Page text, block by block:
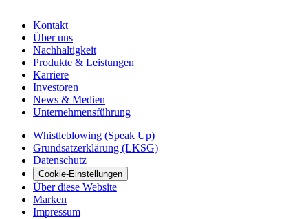
Kontakt
Über uns
Nachhaltigkeit
Produkte & Leistungen
Karriere
Investoren
News & Medien
Unternehmensführung
Whistleblowing (Speak Up)
Grundsatzerklärung (LKSG)
Datenschutz
Cookie-Einstellungen
Über diese Website
Marken
Impressum